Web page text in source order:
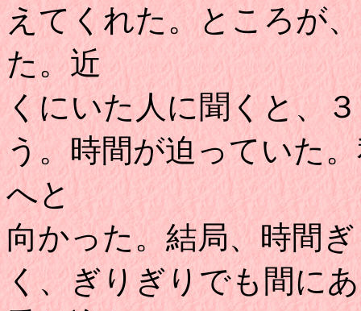
えてくれた。ところが
た。近
くにいた人に聞くと、
う。時間が迫っていた
へと
向かった。結局、時間
く、ぎりぎりでも間に